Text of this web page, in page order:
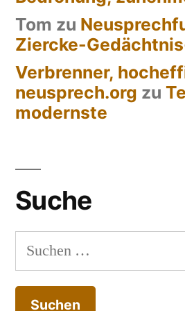
Tom zu
Ziercke-
Verbrenner,
neusprech.org zu
modernste
Suche
Suchen
nach: